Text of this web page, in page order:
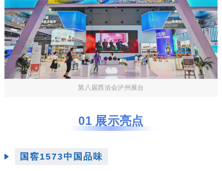
第八届西洽会泸州展台
01 展示亮点
国窖1573中国品味